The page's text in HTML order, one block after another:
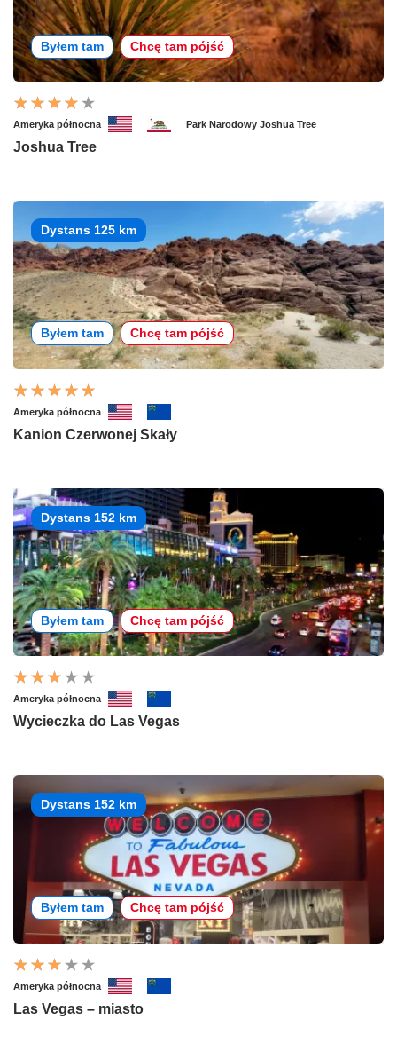
Byłem tam Chcę tam pójść
Ameryka północna Park Narodowy Joshua Tree
Joshua Tree
Dystans 125 km
Byłem tam Chcę tam pójść
Ameryka północna
Kanion Czerwonej Skały
Dystans 152 km
Byłem tam Chcę tam pójść
Ameryka północna
Wycieczka do Las Vegas
Dystans 152 km
Byłem tam Chcę tam pójść
Ameryka północna
Las Vegas – miasto